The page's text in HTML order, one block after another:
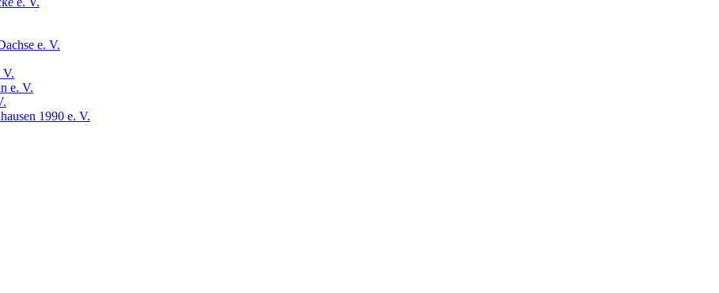
e. V.
V.
e. V.
1990 e. V.